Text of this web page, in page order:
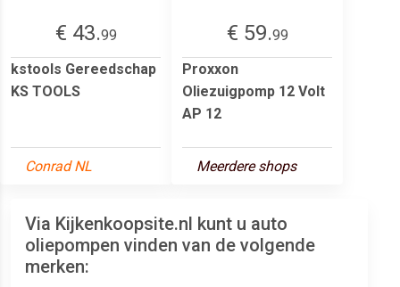
€ 43.99
kstools Gereedschap
KS TOOLS
Conrad NL
€ 59.99
Proxxon
Oliezuigpomp 12 Volt
AP 12
Meerdere shops
Via Kijkenkoopsite.nl kunt u auto
oliepompen vinden van de volgende
merken: